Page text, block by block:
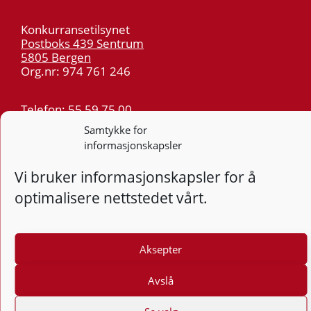
Samtykke for
informasjonskapsler
Vi bruker informasjonskapsler for å
optimalisere nettstedet vårt.
Aksepter
Avslå
Konkurransetilsynet
Postboks 439 Sentrum
5805 Bergen
Org.nr: 974 761 246
Telefon:55 59 75 00
post@kt.no
Nyhetsvarsel >>
Personvern